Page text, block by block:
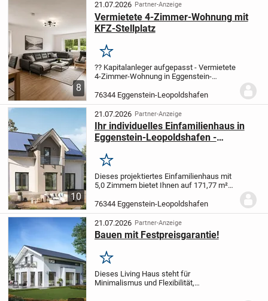
selbstverständlich...
8
21.07.2026 Partner-Anzeige
Vermietete 4-Zimmer-Wohnung mit
KFZ-Stellplatz
Merken
?? Kapitalanleger aufgepasst - Vermietete
4-Zimmer-Wohnung in Eggenstein-
laufenden MieteinnahmenDiese gepflegte
4-Zimmer-Wohnung in Eggenstein-
Leopoldshafen...
76344 Eggenstein-Leopoldshafen
10
21.07.2026 Partner-Anzeige
Ihr individuelles Einfamilienhaus in
Eggenstein-Leopoldshafen -
allkauf Komfortpaket
Merken
Dieses projektiertes Einfamilienhaus mit
5,0 Zimmern bietet Ihnen auf 171,77 m²
ganze Familie. Auf zwei Etagen verteilen
sich vier Schlafzimmer, ein modernes...
76344 Eggenstein-Leopoldshafen
21.07.2026 Partner-Anzeige
Bauen mit Festpreisgarantie!
Merken
Dieses Living Haus steht für
Minimalismus und Flexibilität,